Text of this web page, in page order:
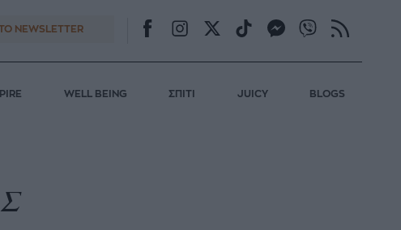
NEWSLETTER
WELL BEING ΣΠΙΤΙ JUICY BLOGS